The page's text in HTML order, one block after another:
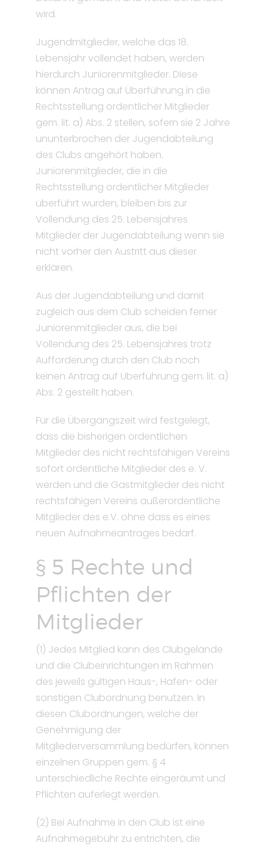
wird.
Jugendmitglieder, welche das 18.
Lebensjahr vollendet haben, werden
hierdurch Juniorenmitglieder. Diese
können Antrag auf Überführung in die
Rechtsstellung ordentlicher Mitglieder
gem. lit. a) Abs. 2 stellen, sofern sie 2 Jahre
ununterbrochen der Jugendabteilung
des Clubs angehört haben.
Juniorenmitglieder, die in die
Rechtsstellung ordentlicher Mitglieder
überführt wurden, bleiben bis zur
Vollendung des 25. Lebensjahres
Mitglieder der Jugendabteilung wenn sie
nicht vorher den Austritt aus dieser
erklären.
Aus der Jugendabteilung und damit
zugleich aus dem Club scheiden ferner
Juniorenmitglieder aus, die bei
Vollendung des 25. Lebensjahres trotz
Aufforderung durch den Club noch
keinen Antrag auf Überführung gem. lit. a)
Abs. 2 gestellt haben.
Für die Übergangszeit wird festgelegt,
dass die bisherigen ordentlichen
Mitglieder des nicht rechtsfähigen Vereins
sofort ordentliche Mitglieder des e. V.
werden und die Gastmitglieder des nicht
rechtsfähigen Vereins außerordentliche
Mitglieder des e.V. ohne dass es eines
neuen Aufnahmeantrages bedarf.
§ 5 Rechte und
Pflichten der
Mitglieder
(1) Jedes Mitglied kann des Clubgelände
und die Clubeinrichtungen im Rahmen
des jeweils gültigen Haus-, Hafen- oder
sonstigen Clubordnung benutzen. In
diesen Clubordnungen, welche der
Genehmigung der
Mitgliederversammlung bedürfen, können
einzelnen Gruppen gem. § 4
unterschiedliche Rechte eingeräumt und
Pflichten auferlegt werden.
(2) Bei Aufnahme in den Club ist eine
Aufnahmegebühr zu entrichten, die